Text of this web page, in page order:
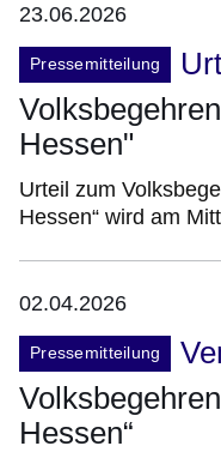
23.06.2026
Pressemitteilung
Hessen"
Urteil zum
Hessen“ wird am
02.04.2026
Pressemitteilung
Hessen“